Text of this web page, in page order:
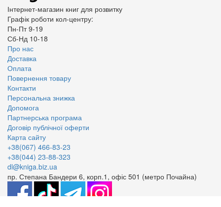
Інтернет-магазин книг для розвитку
Графік роботи кол-центру:
Пн-Пт 9-19
Сб-Нд 10-18
Про нас
Доставка
Оплата
Повернення товару
Контакти
Персональна знижка
Допомога
Партнерська програма
Договір публічної оферти
Карта сайту
+38(067) 466-83-23
+38(044) 23-88-323
dl@kniga.biz.ua
пр. Степана Бандери 6, корп.1, офіс 501 (метро Почайна)